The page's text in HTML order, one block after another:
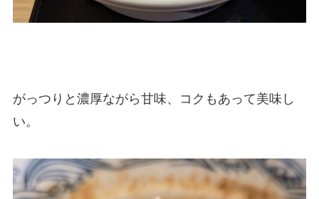
がっつりと濃厚ながら甘味、コクもあって美味し
い。